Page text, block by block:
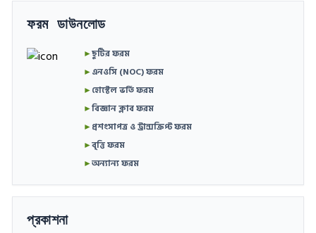
ফরম ডাউনলোড
►ছুটির ফরম
►এনওসি (NOC) ফরম
►হোস্টেল ভর্তি ফরম
►বিজ্ঞান ক্লাব ফরম
►প্রশংসাপত্র ও ট্রান্সক্রিপ্ট ফরম
►বৃত্তি ফরম
►অন্যান্য ফরম
প্রকাশনা